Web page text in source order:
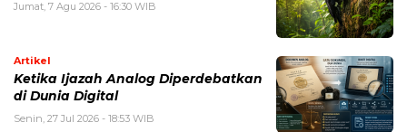
Jumat, 7 Agu 2026 - 16:30 WIB
Artikel
Ketika Ijazah Analog Diperdebatkan
di Dunia Digital
Senin, 27 Jul 2026 - 18:53 WIB